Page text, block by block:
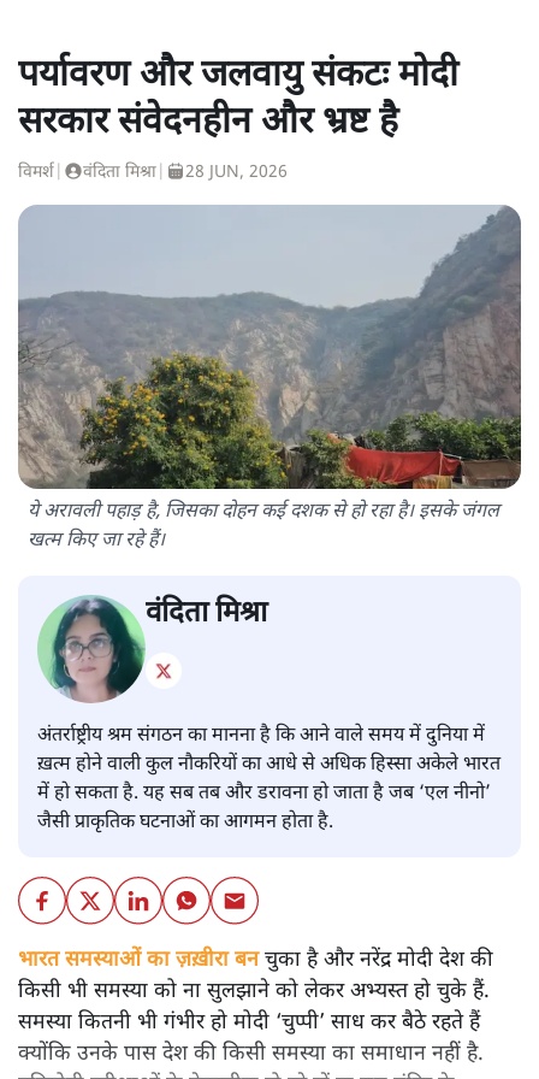
पर्यावरण और जलवायु संकटः मोदी
सरकार संवेदनहीन और भ्रष्ट है
विमर्श वंदिता मिश्रा 28 JUN, 2026
ये अरावली पहाड़ है, जिसका दोहन कई दशक से हो रहा है। इसके जंगल
खत्म किए जा रहे हैं।
वंदिता मिश्रा
अंतर्राष्ट्रीय श्रम संगठन का मानना है कि आने वाले समय में दुनिया में
ख़त्म होने वाली कुल नौकरियों का आधे से अधिक हिस्सा अकेले भारत
में हो सकता है. यह सब तब और डरावना हो जाता है जब ‘एल नीनो’
जैसी प्राकृतिक घटनाओं का आगमन होता है.
भारत समस्याओं का ज़ख़ीरा बनचुका है और नरेंद्र मोदी देश की
किसी भी समस्या को ना सुलझाने को लेकर अभ्यस्त हो चुके हैं.
समस्या कितनी भी गंभीर हो मोदी ‘चुप्पी’ साध कर बैठे रहते हैं
क्योंकि उनके पास देश की किसी समस्या का समाधान नहीं है.